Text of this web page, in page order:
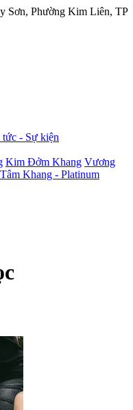
Sơn, Phường Kim Liên, TP
tức - Sự kiện
Kim Đởm Khang Vương
Khang - Platinum